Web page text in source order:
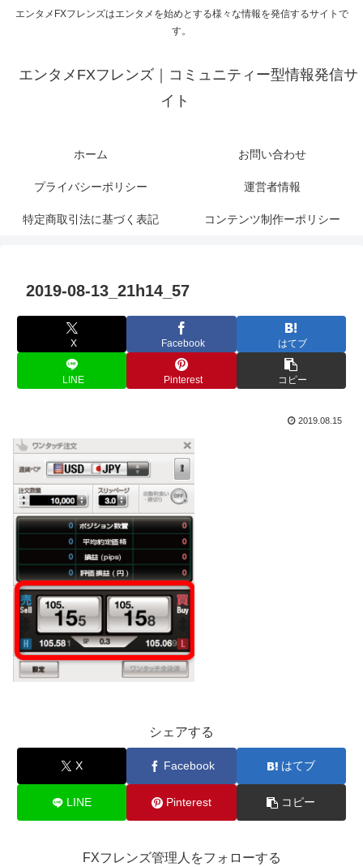
エンタメFXフレンズはエンタメを始めとする様々な情報を発信するサイトで
す。
エンタメFXフレンズ｜コミュニティー型情報発信サ
イト
ホーム お問い合わせ
プライバシーポリシー 運営者情報
特定商取引法に基づく表記 コンテンツ制作ーポリシー
2019-08-13_21h14_57
X Facebook はてブ
LINE Pinterest コピー
2019.08.15
シェアする
X Facebook はてブ
LINE Pinterest コピー
FXフレンズ管理人をフォローする